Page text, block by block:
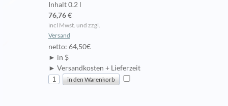
Inhalt 0.2 l
76,76 €
incl Mwst. und zzgl.
Versand
netto: 64,50€
► in $
► Versandkosten + Lieferzeit